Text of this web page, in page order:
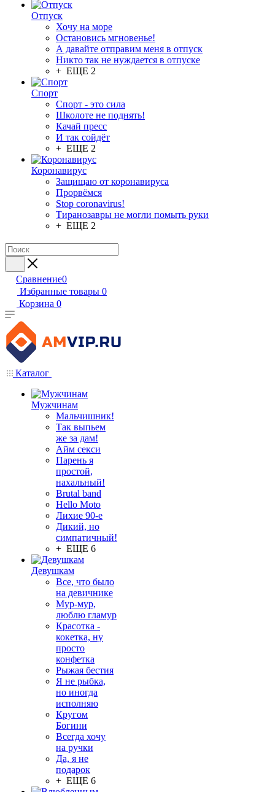
Отпуск
Хочу на море
Остановись мгновенье!
А давайте отправим меня в отпуск
Никто так не нуждается в отпуске
+ ЕЩЕ 2
Спорт
Спорт - это сила
Школоте не поднять!
Качай пресс
И так сойдёт
+ ЕЩЕ 2
Коронавирус
Защищаю от коронавируса
Прорвёмся
Stop coronavirus!
Тиранозавры не могли помыть руки
+ ЕЩЕ 2
Сравнение0
Избранные товары 0
Корзина 0
Каталог
Мужчинам
Мальчишник!
Так выпьем
же за дам!
Айм секси
Парень я
простой,
нахальный!
Brutal band
Hello Moto
Лихие 90-е
Дикий, но
симпатичный!
+ ЕЩЕ 6
Девушкам
Все, что было
на девичнике
Мур-мур,
люблю гламур
Красотка -
кокетка, ну
просто
конфетка
Рыжая бестия
Я не рыбка,
но иногда
исполняю
Кругом
Богини
Всегда хочу
на ручки
Да, я не
подарок
+ ЕЩЕ 6